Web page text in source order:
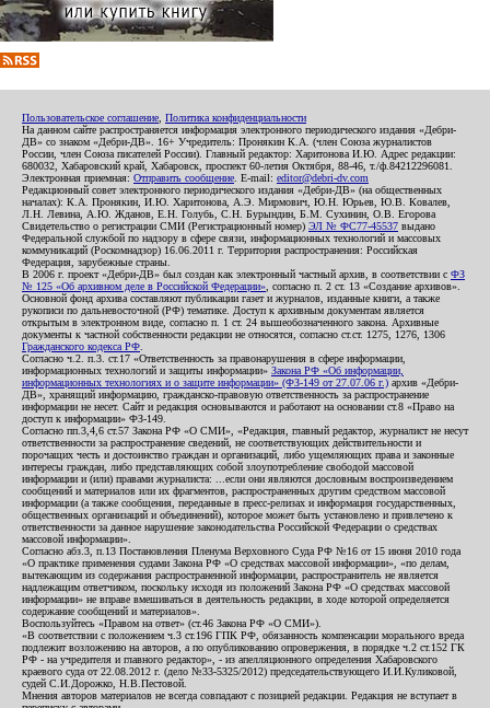
Пользовательское соглашение Политика конфиденциальности
На данном сайте распространяется информация электронного периодического издания «Дебри-
ДВ» со знаком «Дебри-ДВ». 16+ Учредитель: Пронякин К.А. (член Союза журналистов
России, член Союза писателей России). Главный редактор: Харитонова И.Ю. Адрес редакции:
680032, Хабаровский край, Хабаровск, проспект 60-летия Октября, 88-46, т./ф.84212296081.
Электронная приемная: Отправить сообщение . E-mail: editor@debri-dv.com
Редакционный совет электронного периодического издания «Дебри-ДВ» (на общественных
началах): К.А. Пронякин, И.Ю. Харитонова, А.Э. Мирмович, Ю.Н. Юрьев, Ю.В. Ковалев,
Л.Н. Левина, А.Ю. Жданов, Е.Н. Голубь, С.Н. Бурындин, Б.М. Сухинин, О.В. Егорова
Свидетельство о регистрации СМИ (Регистрационный номер) ЭЛ № ФС77-45537 выдано
Федеральной службой по надзору в сфере связи, информационных технологий и массовых
коммуникаций (Роскомнадзор) 16.06.2011 г. Территория распространения: Российская
Федерация, зарубежные страны.
В 2006 г. проект «Дебри-ДВ» был создан как электронный частный архив, в соответствии с ФЗ
№ 125 «Об архивном деле в Российской Федерации» , согласно п. 2 ст. 13 «Создание архивов».
Основной фонд архива составляют публикации газет и журналов, изданные книги, а также
рукописи по дальневосточной (РФ) тематике. Доступ к архивным документам является
открытым в электронном виде, согласно п. 1 ст. 24 вышеобозначенного закона. Архивные
документы к частной собственности редакции не относятся, согласно ст.ст. 1275, 1276, 1306
Гражданского кодекса РФ
Согласно ч.2. п.3. ст.17 «Ответственность за правонарушения в сфере информации,
информационных технологий и защиты информации» Закона РФ «Об информации,
информационных технологиях и о защите информации» (ФЗ-149 от 27.07.06 г.) архив «Дебри-
ДВ», хранящий информацию, гражданско-правовую ответственность за распространение
информации не несет. Сайт и редакция основываются и работают на основании ст.8 «Право на
доступ к информации» ФЗ-149.
Согласно пп.3,4,6 ст.57 Закона РФ «О СМИ», «Редакция, главный редактор, журналист не несут
ответственности за распространение сведений, не соответствующих действительности и
порочащих честь и достоинство граждан и организаций, либо ущемляющих права и законные
интересы граждан, либо представляющих собой злоупотребление свободой массовой
информации и (или) правами журналиста: ...если они являются дословным воспроизведением
сообщений и материалов или их фрагментов, распространенных другим средством массовой
информации (а также сообщения, переданные в пресс-релизах и информация государственных,
общественных организаций и объединений), которое может быть установлено и привлечено к
ответственности за данное нарушение законодательства Российской Федерации о средствах
массовой информации».
Согласно абз.3, п.13 Постановления Пленума Верховного Суда РФ №16 от 15 июня 2010 года
«О практике применения судами Закона РФ «О средствах массовой информации», «по делам,
вытекающим из содержания распространенной информации, распространитель не является
надлежащим ответчиком, поскольку исходя из положений Закона РФ «О средствах массовой
информации» не вправе вмешиваться в деятельность редакции, в ходе которой определяется
содержание сообщений и материалов».
Воспользуйтесь «Правом на ответ» (ст.46 Закона РФ «О СМИ»).
«В соответствии с положением ч.3 ст.196 ГПК РФ, обязанность компенсации морального вреда
подлежит возложению на авторов, а по опубликованию опровержения, в порядке ч.2 ст.152 ГК
РФ - на учредителя и главного редактор», - из апелляционного определения Хабаровского
краевого суда от 22.08.2012 г. (дело №33-5325/2012) председательствующего И.И.Куликовой,
судей С.И.Дорожко, Н.В.Пестовой.
Мнения авторов материалов не всегда совпадают с позицией редакции. Редакция не вступает в